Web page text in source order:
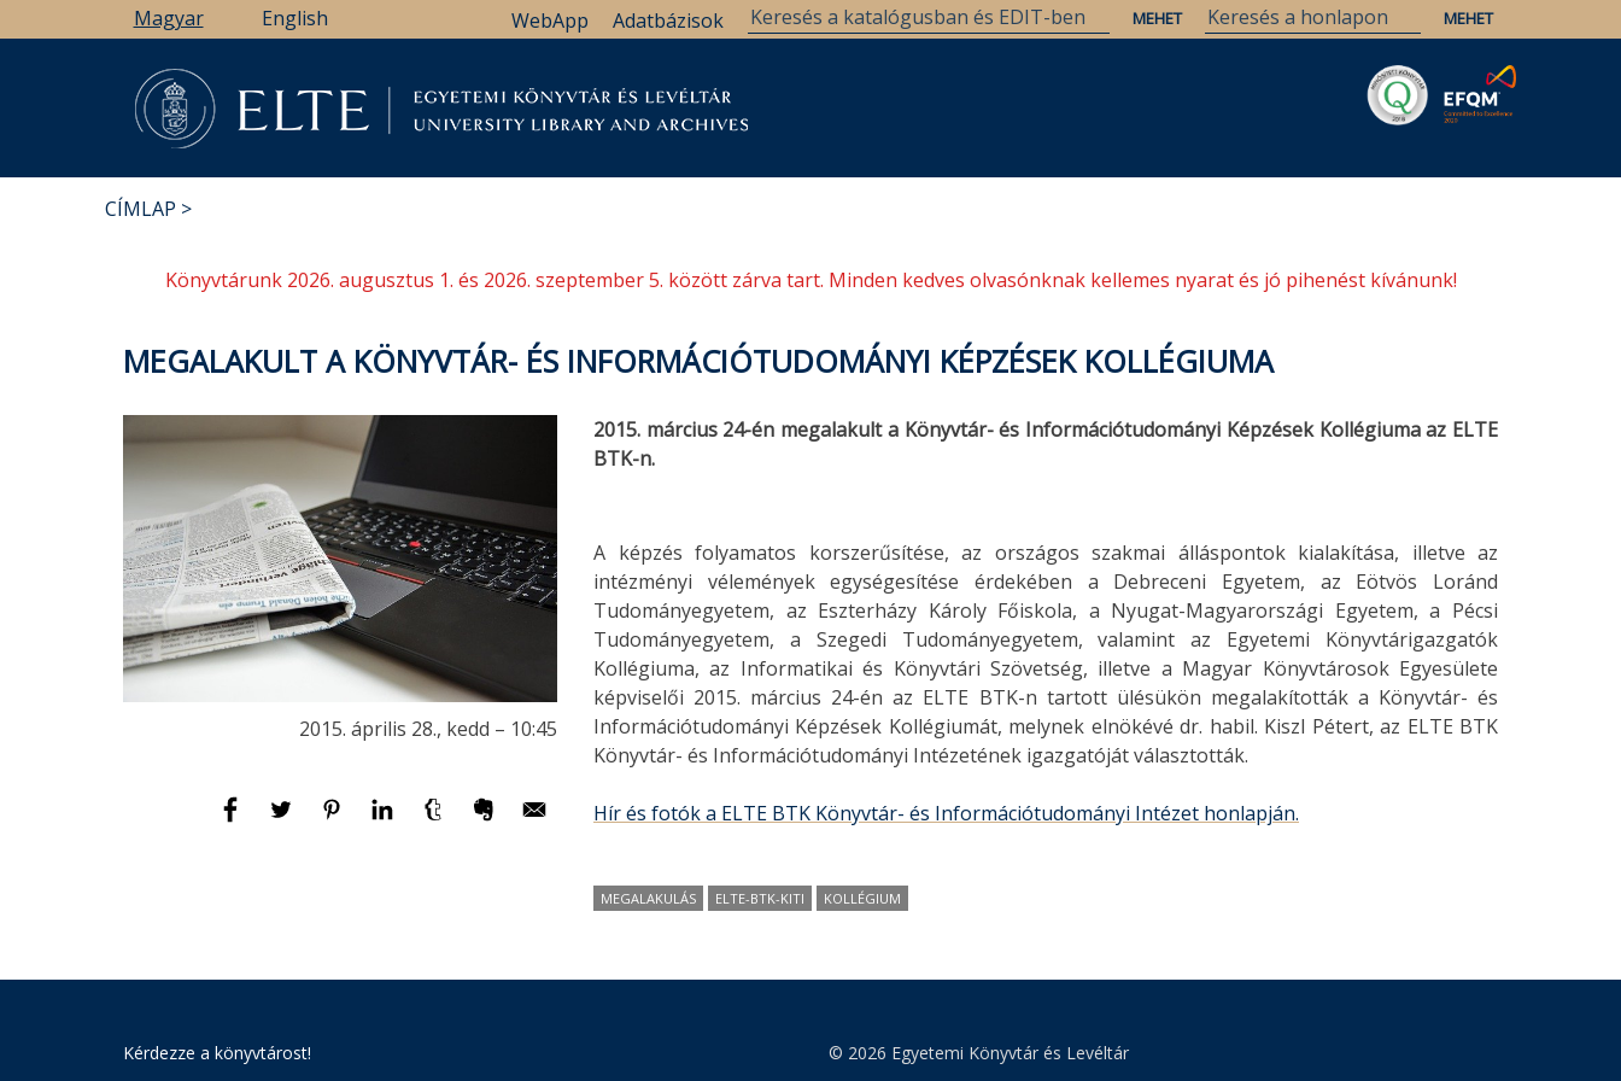
a
Magyar English Adatbázisok
WebApp
CÍMLAP
Könyvtárunk 2026. augusztus 1. és 2026. szeptember 5. között zárva tart. Minden kedves olvasónknak kellemes nyarat és jó pihenést kívánunk!
MEGALAKULT A KÖNYVTÁR- ÉS INFORMÁCIÓTUDOMÁNYI KÉPZÉSEK KOLLÉGIUMA
2015. április 28., kedd – 10:45
2015. március 24-én megalakult a Könyvtár- és Információtudományi Képzések Kollégiuma az ELTE
BTK-n.
A képzés folyamatos korszerűsítése, az országos szakmai álláspontok kialakítása, illetve az
intézményi vélemények egységesítése érdekében a Debreceni Egyetem, az Eötvös Loránd
Tudományegyetem, az Eszterházy Károly Főiskola, a Nyugat-Magyarországi Egyetem, a Pécsi
Tudományegyetem, a Szegedi Tudományegyetem, valamint az Egyetemi Könyvtárigazgatók
Kollégiuma, az Informatikai és Könyvtári Szövetség, illetve a Magyar Könyvtárosok Egyesülete
képviselői 2015. március 24-én az ELTE BTK-n tartott ülésükön megalakították a Könyvtár- és
Információtudományi Képzések Kollégiumát, melynek elnökévé dr. habil. Kiszl Pétert, az ELTE BTK
Könyvtár- és Információtudományi Intézetének igazgatóját választották.
Hír és fotók a ELTE BTK Könyvtár- és Információtudományi Intézet honlapján.
MEGALAKULÁS ELTE-BTK-KITI KOLLÉGIUM
Kérdezze a könyvtárost! © 2026 Egyetemi Könyvtár és Levéltár